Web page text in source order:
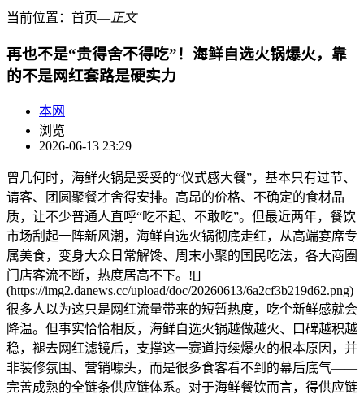
当前位置： 首页―正文
再也不是“贵得舍不得吃”！海鲜自选火锅爆火，靠
的不是网红套路是硬实力
本网
浏览
2026-06-13 23:29
曾几何时，海鲜火锅是妥妥的“仪式感大餐”，基本只有过节、
请客、团圆聚餐才舍得安排。高昂的价格、不确定的食材品
质，让不少普通人直呼“吃不起、不敢吃”。但最近两年，餐饮
市场刮起一阵新风潮，海鲜自选火锅彻底走红，从高端宴席专
属美食，变身大众日常解馋、周末小聚的国民吃法，各大商圈
门店客流不断，热度居高不下。![]
(https://img2.danews.cc/upload/doc/20260613/6a2cf3b219d62.png)
很多人以为这只是网红流量带来的短暂热度，吃个新鲜感就会
降温。但事实恰恰相反，海鲜自选火锅越做越火、口碑越积越
稳，褪去网红滤镜后，支撑这一赛道持续爆火的根本原因，并
非装修氛围、营销噱头，而是很多食客看不到的幕后底气——
完善成熟的全链条供应链体系。对于海鲜餐饮而言，得供应链